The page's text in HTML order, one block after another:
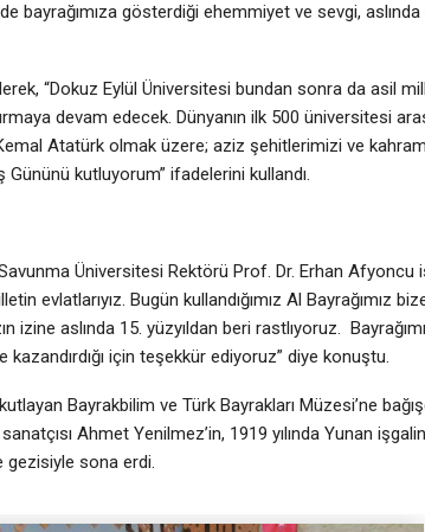
bayrağımıza gösterdiği ehemmiyet ve sevgi,
“Dokuz Eylül Üniversitesi bundan sonra da asil
devam edecek. Dünyanın ilk 500 üniversitesi
Atatürk olmak üzere; aziz şehitlerimizi ve
kutluyorum” ifadelerini kullandı.
Üniversitesi Rektörü Prof. Dr. Erhan Afyoncu
evlatlarıyız. Bugün kullandığımız Al Bayrağımız
izine aslında 15. yüzyıldan beri rastlıyoruz.
kazandırdığı için teşekkür ediyoruz” diye konuştu.
Bayrakbilim ve Türk Bayrakları Müzesi’ne
Ahmet Yenilmez’in, 1919 yılında Yunan
gezisiyle sona erdi.